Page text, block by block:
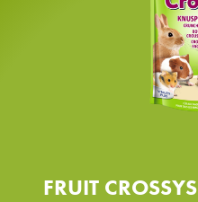
FRUIT CROSSYS